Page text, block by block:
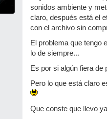
sonidos ambiente y
claro, después está el
con el archivo sin
El problema que tengo
lo de siempre...
Es por si algún fiera de
Pero lo que está claro
Que conste que llevo